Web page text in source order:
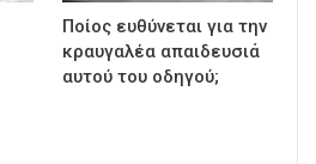
Ποίος ευθύνεται για την
κραυγαλέα απαιδευσιά
αυτού του οδηγού;